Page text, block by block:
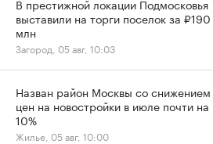
В престижной локации Подмосковья
выставили на торги поселок за ₽190
млн
Загород, 05 авг, 10:03
Назван район Москвы со снижением
цен на новостройки в июле почти на
10%
Жилье, 05 авг, 10:00